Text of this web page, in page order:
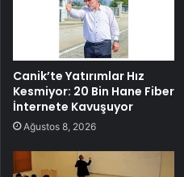
Canik’te Yatırımlar Hız
Kesmiyor: 20 Bin Hane Fiber
İnternete Kavuşuyor
Ağustos 8, 2026